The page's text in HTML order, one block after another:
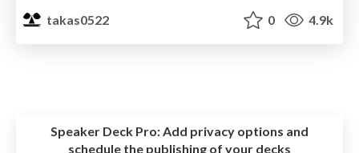
takas0522
0 4.9k
Speaker Deck Pro:Add privacy options and
schedule the publishing of your decks